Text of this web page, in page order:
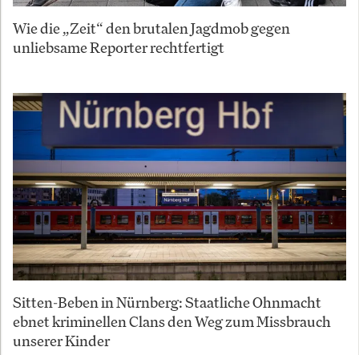
Wie die „Zeit“ den brutalen Jagdmob gegen
unliebsame Reporter rechtfertigt
Sitten-Beben in Nürnberg: Staatliche Ohnmacht
ebnet kriminellen Clans den Weg zum Missbrauch
unserer Kinder